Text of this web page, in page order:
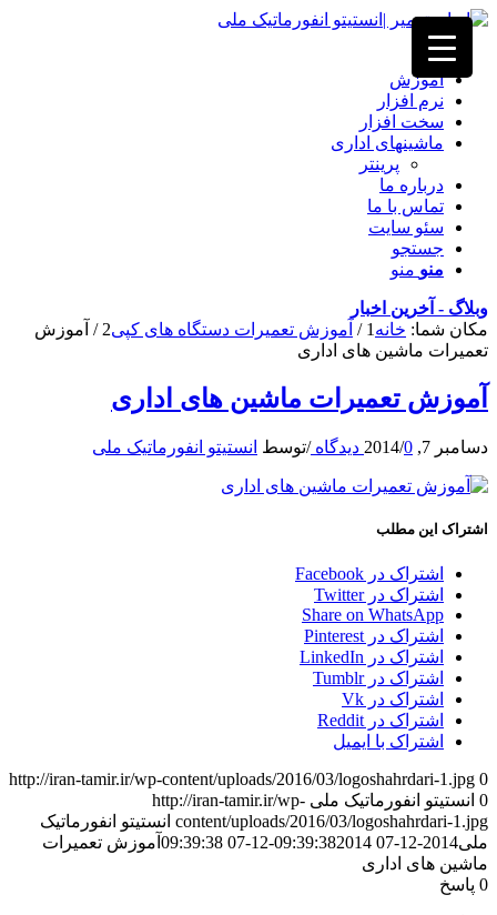
خانه
آموزش
نرم افزار
سخت افزار
ماشینهای اداری
پرینتر
درباره ما
تماس با ما
سئو سایت
جستجو
منو منو
وبلاگ - آخرین اخبار
مکان شما: خانه 1
/ آموزش تعمیرات دستگاه های کپی2
/ آموزش
تعمیرات ماشین های اداری
آموزش تعمیرات ماشین های اداری
دسامبر 7, 2014 /0 دیدگاه /توسط انستیتو انفورماتیک ملی
اشتراک این مطلب
اشتراک در Facebook
اشتراک در Twitter
Share on WhatsApp
اشتراک در Pinterest
اشتراک در LinkedIn
اشتراک در Tumblr
اشتراک در Vk
اشتراک در Reddit
اشتراک با ایمیل
http://iran-tamir.ir/wp-content/uploads/2016/03/logoshahrdari-1.jpg 0
0 انستیتو انفورماتیک ملی http://iran-tamir.ir/wp-
content/uploads/2016/03/logoshahrdari-1.jpg انستیتو انفورماتیک
ملی2014-12-07 09:39:38
2014-12-07 09:39:38
آموزش تعمیرات
ماشین های اداری
0 پاسخ